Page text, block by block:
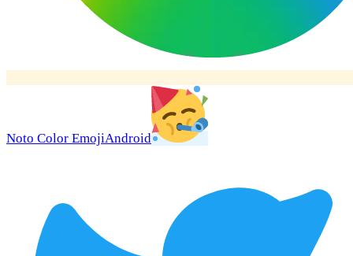
Noto Color EmojiAndroid